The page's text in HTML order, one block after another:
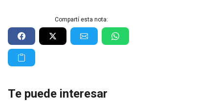
Compartí esta nota:
Te puede interesar